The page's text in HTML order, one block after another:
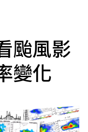
颱風影
變化